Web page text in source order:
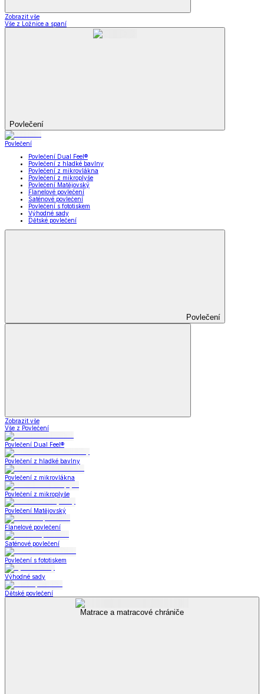
Zobrazit vše
Vše z Ložnice a spaní
Povlečení
Povlečení
Povlečení Dual Feel®
Povlečení z hladké bavlny
Povlečení z mikrovlákna
Povlečení z mikroplyše
Povlečení Matějovský
Flanelové povlečení
Saténové povlečení
Povlečení s fototiskem
Výhodné sady
Dětské povlečení
Povlečení
Zobrazit vše
Vše z Povlečení
Povlečení Dual Feel®
Povlečení z hladké bavlny
Povlečení z mikrovlákna
Povlečení z mikroplyše
Povlečení Matějovský
Flanelové povlečení
Saténové povlečení
Povlečení s fototiskem
Výhodné sady
Dětské povlečení
Matrace a matracové chrániče